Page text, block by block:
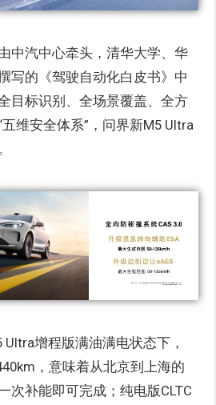
中汽中心牵头，清华大学、华
写的《驾驶自动化白皮书》中
目标识别、全场景覆盖、全方
维安全体系”，问界新M5 Ultra
增程版满油满电状态下，
，意味着从北京到上海的
次补能即可完成；纯电版CLTC